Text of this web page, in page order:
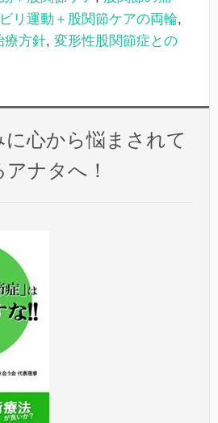
リ運動＋股関節ケアの両輪,
療方針, 変形性股関節症との
に心から悩まされて
アナタへ！